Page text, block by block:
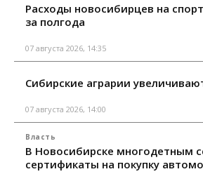
Расходы новосибирцев на
за полгода
07 августа 2026, 14:35
Сибирские аграрии
07 августа 2026, 14:00
Власть
В Новосибирске многодетным
сертификаты на покупку